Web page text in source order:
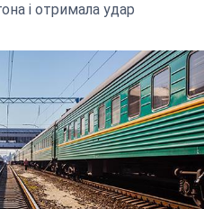
і отримала удар